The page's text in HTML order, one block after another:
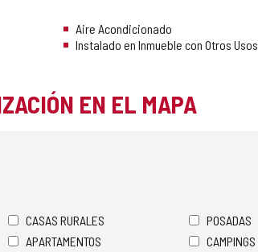
Aire Acondicionado
Instalado en Inmueble con Otros Usos
EN EL MAPA
CASAS RURALES POSADAS
APARTAMENTOS CAMPINGS